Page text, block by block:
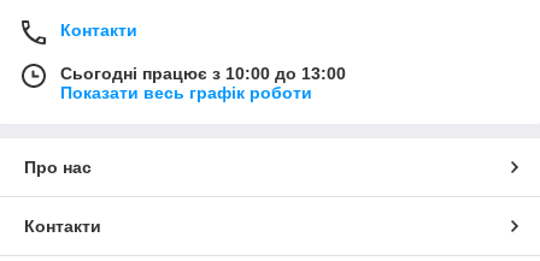
Контакти
Сьогодні працює з 10:00 до 13:00
Показати весь графік роботи
Про нас
Контакти